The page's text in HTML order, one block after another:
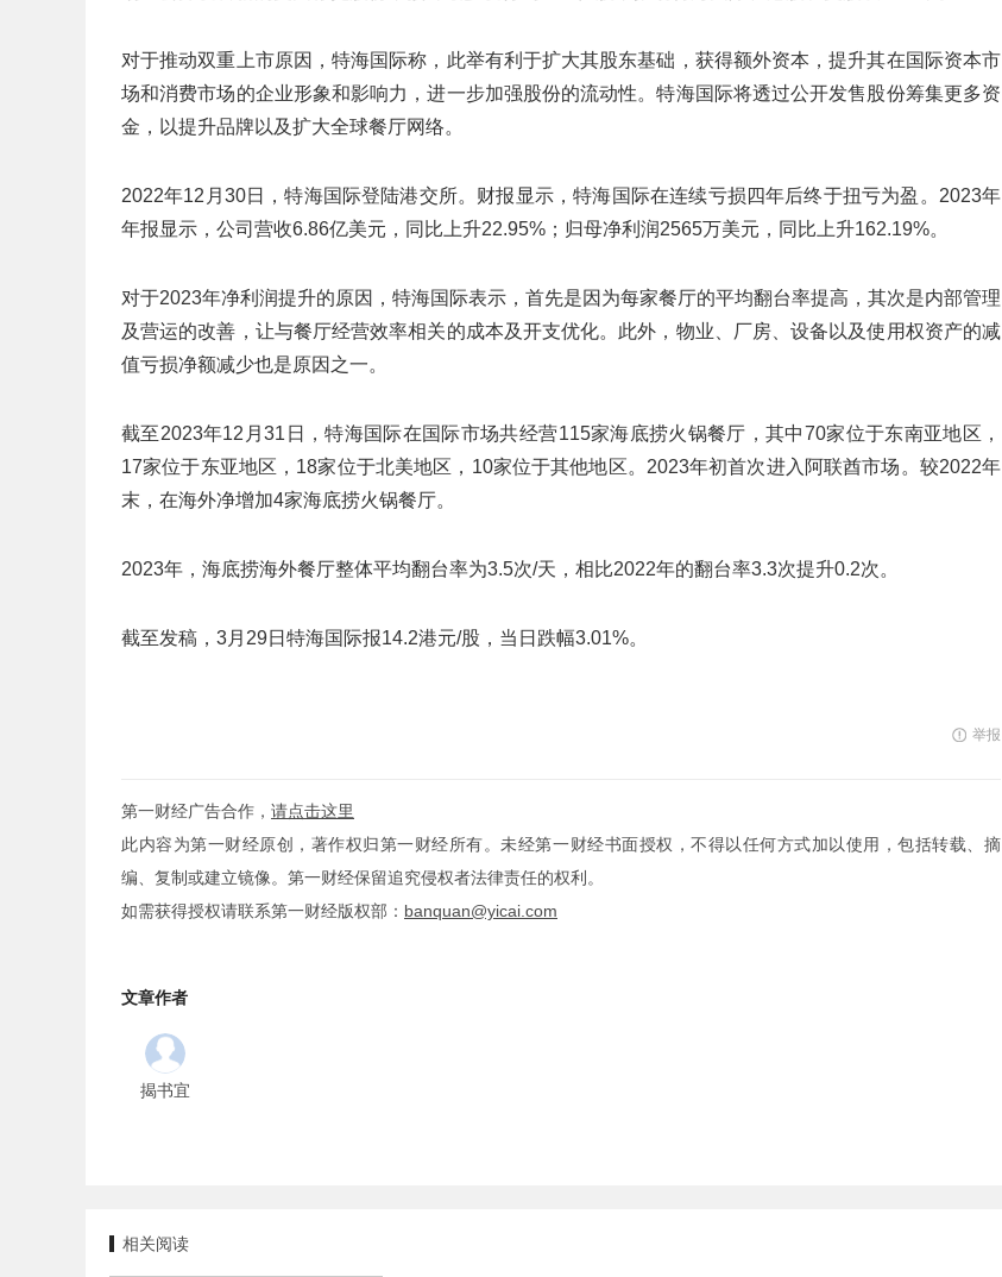
对于推动双重上市原因，特海国际称，此举有利于扩大其股东基础，获得额外资本，提升其在国际资本市
场和消费市场的企业形象和影响力，进一步加强股份的流动性。特海国际将透过公开发售股份筹集更多资
金，以提升品牌以及扩大全球餐厅网络。
2022年12月30日，特海国际登陆港交所。财报显示，特海国际在连续亏损四年后终于扭亏为盈。2023年
年报显示，公司营收6.86亿美元，同比上升22.95%；归母净利润2565万美元，同比上升162.19%。
对于2023年净利润提升的原因，特海国际表示，首先是因为每家餐厅的平均翻台率提高，其次是内部管理
及营运的改善，让与餐厅经营效率相关的成本及开支优化。此外，物业、厂房、设备以及使用权资产的减
值亏损净额减少也是原因之一。
截至2023年12月31日，特海国际在国际市场共经营115家海底捞火锅餐厅，其中70家位于东南亚地区，
17家位于东亚地区，18家位于北美地区，10家位于其他地区。2023年初首次进入阿联酋市场。较2022年
末，在海外净增加4家海底捞火锅餐厅。
2023年，海底捞海外餐厅整体平均翻台率为3.5次/天，相比2022年的翻台率3.3次提升0.2次。
截至发稿，3月29日特海国际报14.2港元/股，当日跌幅3.01%。
举报
第一财经广告合作， 请点击这里
此内容为第一财经原创，著作权归第一财经所有。未经第一财经书面授权，不得以任何方式加以使用，包括转载、摘
编、复制或建立镜像。第一财经保留追究侵权者法律责任的权利。
如需获得授权请联系第一财经版权部： banquan@yicai.com
文章作者
揭书宜
相关阅读